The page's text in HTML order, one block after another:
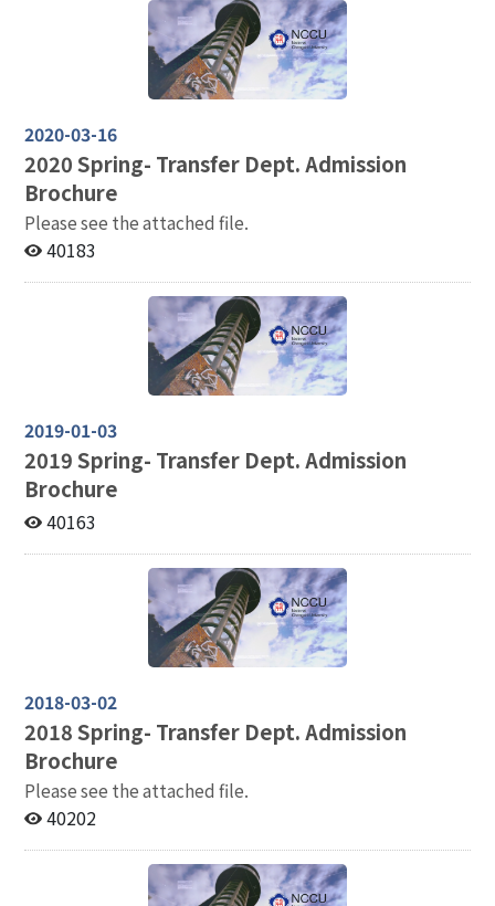
2020-03-16
2020Spring- Transfer Dept. Admission
Brochure
Please see the attached file.
40183
2019-01-03
2019Spring- Transfer Dept. Admission
Brochure
40163
2018-03-02
2018Spring- Transfer Dept. Admission
Brochure
Please see the attached file.
40202